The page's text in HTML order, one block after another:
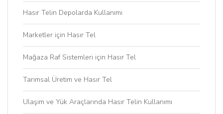
Hasır Telin Depolarda Kullanımı
Marketler için Hasır Tel
Mağaza Raf Sistemleri için Hasır Tel
Tarımsal Üretim ve Hasır Tel
Ulaşım ve Yük Araçlarında Hasır Telin Kullanımı